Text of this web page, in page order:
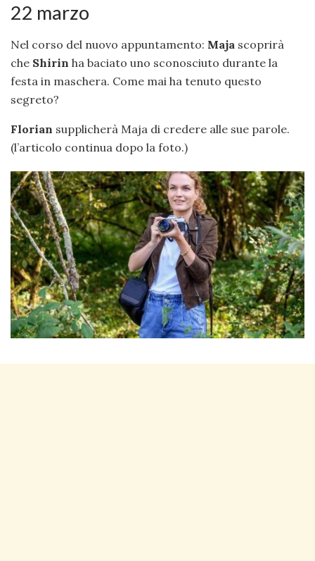
22 marzo
Nel corso del nuovo appuntamento: Maja scoprirà
che Shirin ha baciato uno sconosciuto durante la
festa in maschera. Come mai ha tenuto questo
segreto?
Florian supplicherà Maja di credere alle sue parole.
(l’articolo continua dopo la foto.)